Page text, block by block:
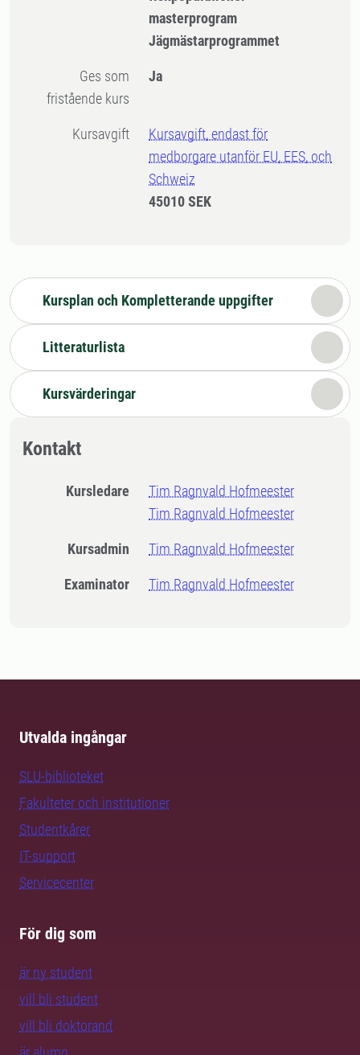
masterprogram
Jägmästarprogrammet
Ges som
fristående kurs
Ja
Kursavgift
Kursavgift, endast för
medborgare utanför EU, EES, och
Schweiz
45010 SEK
Kursplan och Kompletterande uppgifter
Litteraturlista
Kursvärderingar
Kontakt
Kursledare
Tim Ragnvald Hofmeester
Tim Ragnvald Hofmeester
Kursadmin Tim Ragnvald Hofmeester
Examinator Tim Ragnvald Hofmeester
Utvalda ingångar
SLU-biblioteket
Fakulteter och institutioner
Studentkårer
IT-support
Servicecenter
För dig som
är ny student
vill bli student
vill bli doktorand